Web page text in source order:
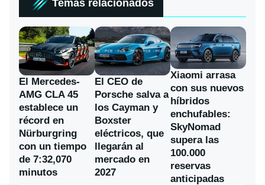
Temas relacionados
El Mercedes-
AMG CLA 45
establece un
récord en
Nürburgring
con un tiempo
de 7:32,070
minutos
El CEO de
Porsche salva a
los Cayman y
Boxster
eléctricos, que
llegarán al
mercado en
2027
Xiaomi arrasa
con sus nuevos
híbridos
enchufables:
SkyNomad
supera las
100.000
reservas
anticipadas